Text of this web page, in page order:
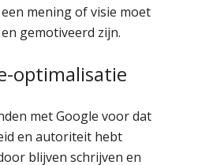
mening of visie moet
gemotiveerd zijn.
optimalisatie
met Google voor dat
en autoriteit hebt
blijven schrijven en